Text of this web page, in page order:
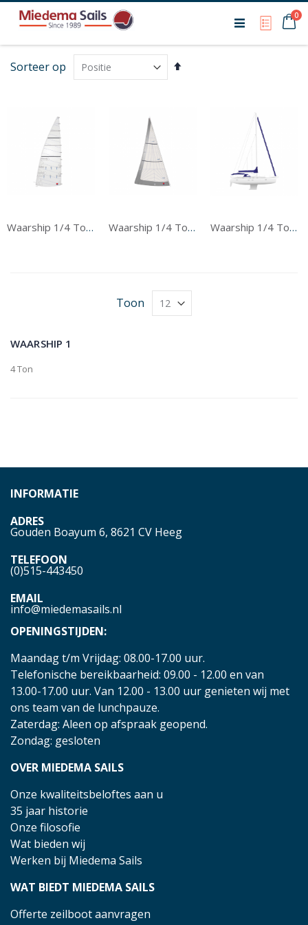
My0
Sorteer op
Van
Waarship 1/4 Ton Grootzeil Waarship 1/4 Ton Voorzeil Waarship 1/4 Ton Tentwerk
Toon
WAARSHIP 1
4 Ton
INFORMATIE
ADRES
Gouden Boayum 6, 8621 CV Heeg
TELEFOON
(0)515-443450
EMAIL
info@miedemasails.nl
OPENINGSTIJDEN:
Maandag t/m Vrijdag: 08.00-17.00 uur.
Telefonische bereikbaarheid: 09.00 - 12.00 en van
13.00-17.00 uur. Van 12.00 - 13.00 uur genieten wij met
ons team van de lunchpauze.
Zaterdag: Aleen op afspraak geopend.
Zondag: gesloten
OVER MIEDEMA SAILS
Onze kwaliteitsbeloftes aan u
35 jaar historie
Onze filosofie
Wat bieden wij
Werken bij Miedema Sails
WAT BIEDT MIEDEMA SAILS
Offerte zeilboot aanvragen